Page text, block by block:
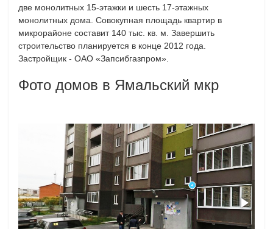
две монолитных 15-этажки и шесть 17-этажных
монолитных дома. Совокупная площадь квартир в
микрорайоне составит 140 тыс. кв. м. Завершить
строительство планируется в конце 2012 года.
Застройщик - ОАО «Запсибгазпром».
Фото домов в Ямальский мкр